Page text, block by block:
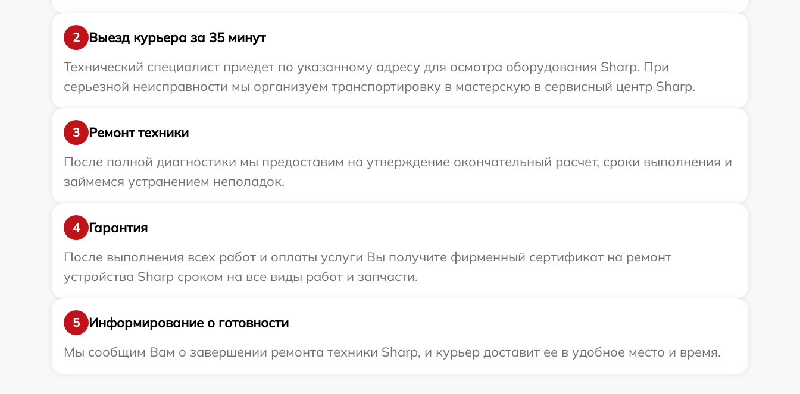
2
Выезд курьера за 35 минут
Технический специалист приедет по указанному адресу для осмотра оборудования Sharp. При
серьезной неисправности мы организуем транспортировку в мастерскую в сервисный центр Sharp.
3
Ремонт техники
После полной диагностики мы предоставим на утверждение окончательный расчет, сроки выполнения и
займемся устранением неполадок.
4
Гарантия
После выполнения всех работ и оплаты услуги Вы получите фирменный сертификат на ремонт
устройства Sharp сроком на все виды работ и запчасти.
5
Информирование о готовности
Мы сообщим Вам о завершении ремонта техники Sharp, и курьер доставит ее в удобное место и время.